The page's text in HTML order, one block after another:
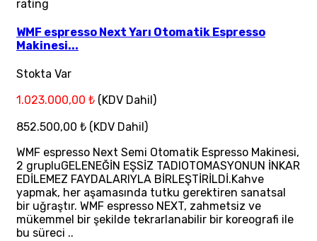
rating
WMF espresso Next Yarı Otomatik Espresso
Makinesi...
Stokta Var
1.023.000,00 ₺ (KDV Dahil)
852.500,00 ₺ (KDV Dahil)
WMF espresso Next Semi Otomatik Espresso Makinesi,
2 grupluGELENEĞİN EŞSİZ TADIOTOMASYONUN İNKAR
EDİLEMEZ FAYDALARIYLA BİRLEŞTİRİLDİ.Kahve
yapmak, her aşamasında tutku gerektiren sanatsal
bir uğraştır. WMF espresso NEXT, zahmetsiz ve
mükemmel bir şekilde tekrarlanabilir bir koreografi ile
bu süreci ..